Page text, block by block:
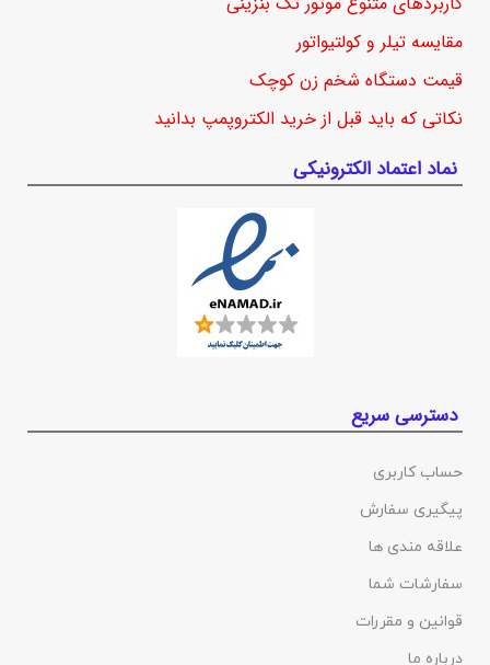
مقایسه تیلر و کولتیواتور
قیمت دستگاه شخم زن کوچک
نکاتی که باید قبل از خرید الکتروپمپ بدانید
نماد اعتماد الکترونیکی
دسترسی سریع
حساب کاربری
پیگیری سفارش
علاقه مندی ها
سفارشات شما
قوانین و مقررات
درباره ما